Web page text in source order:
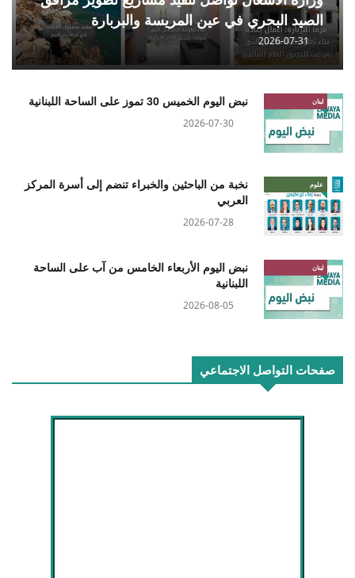
الصيد البحري في عين المريسة والبربارة
2026-07-31
لبنان نبض اليوم الخميس 30 تموز على الساحة اللبنانية
2026-07-30
علوم
نخبة من الباحثين والخبراء تنضم إلى أسرة المركز
العربي
2026-07-28
لبنان
نبض اليوم الأربعاء الخامس من آب على الساحة
اللبنانية
2026-08-05
صفحات التواصل الاجتماعي